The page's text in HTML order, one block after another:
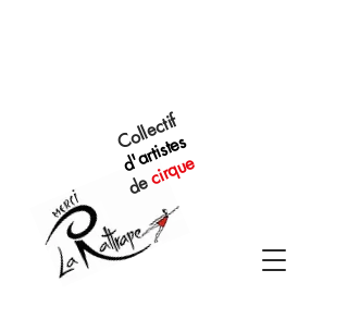
Collectif
d'artistes
decirque